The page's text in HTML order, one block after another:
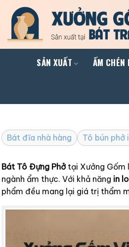
content
SẢN XUẤT ẤM CHÉN
Bát đĩa nhà hàng Tô bún phở
Bát Tô Đựng Phở tại Xưởng Gốm
ngành ẩm thực. Với khả năng in
phẩm đều mang lại giá trị thẩm